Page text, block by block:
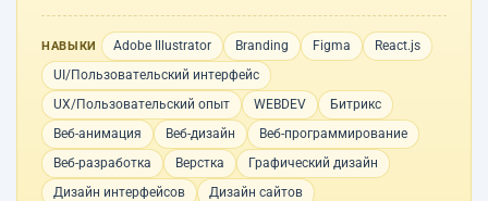
НАВЫКИ Adobe Illustrator Branding Figma
React.js
UI/Пользовательский интерфейс
UX/Пользовательский опыт
WEBDEV
Битрикс
Веб-анимация
Веб-дизайн
Веб-программирование
Веб-разработка
Верстка
Графический дизайн
Дизайн интерфейсов
Дизайн сайтов